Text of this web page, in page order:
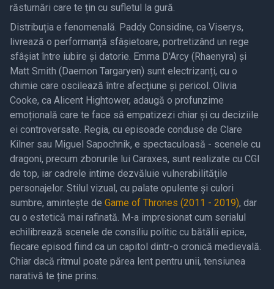
răsturnări care te țin cu sufletul la gură.
Distribuția e fenomenală. Paddy Considine, ca Viserys,
livrează o performanță sfâșietoare, portretizând un rege
sfâșiat între iubire și datorie. Emma D'Arcy (Rhaenyra) și
Matt Smith (Daemon Targaryen) sunt electrizanți, cu o
chimie care oscilează între afecțiune și pericol. Olivia
Cooke, ca Alicent Hightower, adaugă o profunzime
emoțională care te face să empatizezi chiar și cu deciziile
ei controversate. Regia, cu episoade conduse de Clare
Kilner sau Miguel Sapochnik, e spectaculoasă - scenele cu
dragoni, precum zborurile lui Caraxes, sunt realizate cu CGI
de top, iar cadrele intime dezvăluie vulnerabilitățile
personajelor. Stilul vizual, cu palate opulente și culori
sumbre, amintește de Game of Thrones (2011 - 2019), dar
cu o estetică mai rafinată. M-a impresionat cum serialul
echilibrează scenele de consiliu politic cu bătălii epice,
fiecare episod fiind ca un capitol dintr-o cronică medievală.
Chiar dacă ritmul poate părea lent pentru unii, tensiunea
narativă te ține prins.